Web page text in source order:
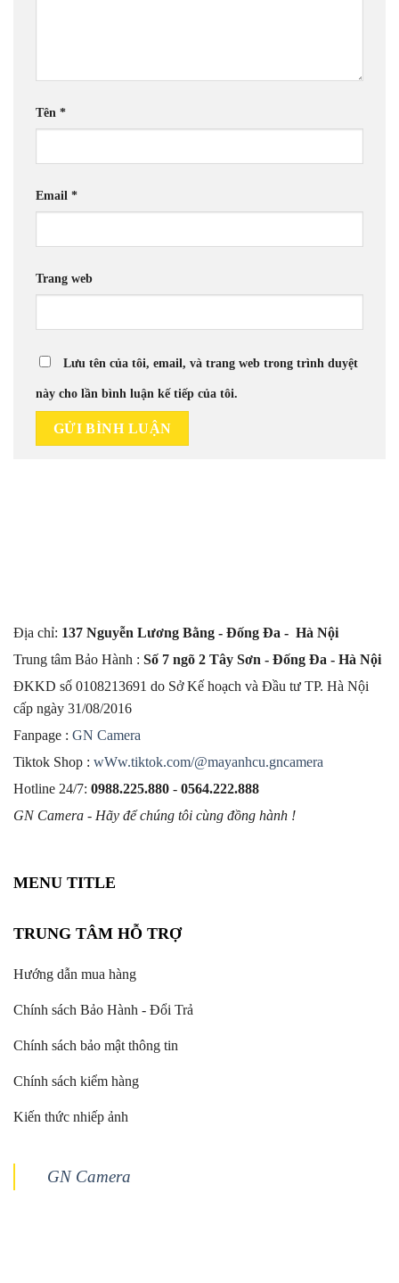
Tên *
Email *
Trang web
Lưu tên của tôi, email, và trang web trong trình duyệt
này cho lần bình luận kế tiếp của tôi.
Địa chỉ: 137 Nguyễn Lương Bằng - Đống Đa - Hà Nội
Trung tâm Bảo Hành : Số 7 ngõ 2 Tây Sơn - Đống Đa - Hà Nội
ĐKKD số 0108213691 do Sở Kế hoạch và Đầu tư TP. Hà Nội
cấp ngày 31/08/2016
Fanpage : GN Camera
Tiktok Shop : wWw.tiktok.com/@mayanhcu.gncamera
Hotline 24/7: 0988.225.880 - 0564.222.888
GN Camera - Hãy để chúng tôi cùng đồng hành !
MENU TITLE
TRUNG TÂM HỖ TRỢ
Hướng dẫn mua hàng
Chính sách Bảo Hành - Đổi Trả
Chính sách bảo mật thông tin
Chính sách kiểm hàng
Kiến thức nhiếp ảnh
GN Camera